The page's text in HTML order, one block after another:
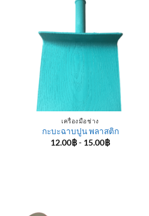
เครื่องมือช่าง
กะบะฉาบปูน พลาสติก
12.00฿- 15.00฿